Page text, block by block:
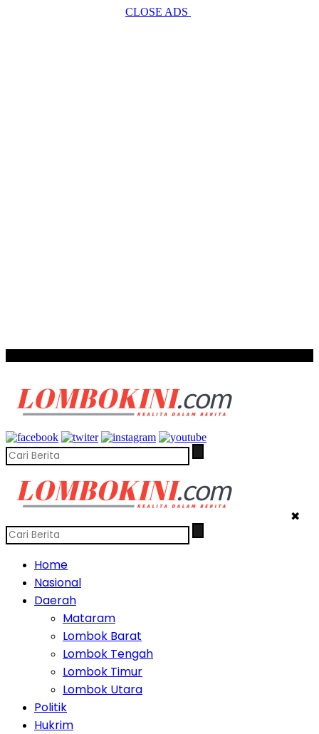
CLOSE ADS
✖
Home
Nasional
Daerah
Mataram
Lombok Barat
Lombok Tengah
Lombok Timur
Lombok Utara
Politik
Hukrim